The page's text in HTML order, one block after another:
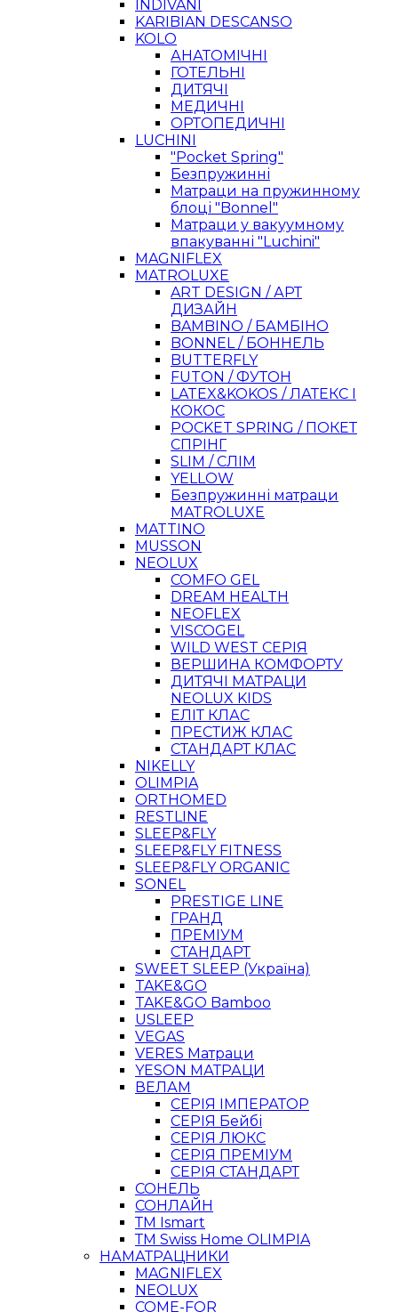
INDIVANI
KARIBIAN DESCANSO
KOLO
АНАТОМІЧНІ
ГОТЕЛЬНІ
ДИТЯЧІ
МЕДИЧНІ
ОРТОПЕДИЧНІ
LUCHINI
"Pocket Spring"
Безпружинні
Матраци на пружинному
блоці "Bonnel"
Матраци у вакуумному
впакуванні "Luchini"
MAGNIFLEX
MATROLUXE
ART DESIGN / АРТ
ДИЗАЙН
BAMBINO / БАМБІНО
BONNEL / БОННЕЛЬ
BUTTERFLY
FUTON / ФУТОН
LATEX&KOKOS / ЛАТЕКС І
КОКОС
POCKET SPRING / ПОКЕТ
СПРІНГ
SLIM / СЛІМ
YELLOW
Безпружинні матраци
MATROLUXE
MATTINO
MUSSON
NEOLUX
COMFO GEL
DREAM HEALTH
NEOFLEX
VISCOGEL
WILD WEST СЕРІЯ
ВЕРШИНА КОМФОРТУ
ДИТЯЧІ МАТРАЦИ
NEOLUX KIDS
ЕЛІТ КЛАС
ПРЕСТИЖ КЛАС
СТАНДАРТ КЛАС
NIKELLY
OLIMPIA
ORTHOMED
RESTLINE
SLEEP&FLY
SLEEP&FLY FITNESS
SLEEP&FLY ORGANIC
SONEL
PRESTIGE LINE
ГРАНД
ПРЕМІУМ
СТАНДАРТ
SWEET SLEEP (Україна)
TAKE&GO
TAKE&GO Bamboo
USLEEP
VEGAS
VERES Матраци
YESON МАТРАЦИ
ВЕЛАМ
СЕРІЯ ІМПЕРАТОР
СЕРІЯ Бейбі
СЕРІЯ ЛЮКС
СЕРІЯ ПРЕМІУМ
СЕРІЯ СТАНДАРТ
СОНЕЛЬ
СОНЛАЙН
ТМ Ismart
ТМ Swiss Home OLIMPIA
НАМАТРАЦНИКИ
MAGNIFLEX
NEOLUX
COME-FOR